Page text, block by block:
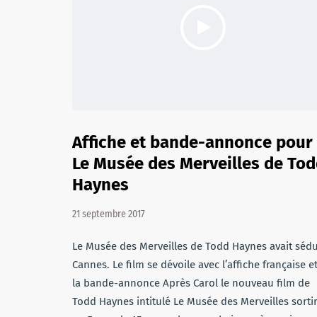
Affiche et bande-annonce pour
Le Musée des Merveilles de
Haynes
21 septembre 2017
Le Musée des Merveilles de Todd Haynes avait
Cannes. Le film se dévoile avec l’affiche française et
la bande-annonce Après Carol le nouveau film de
Todd Haynes intitulé Le Musée des Merveilles